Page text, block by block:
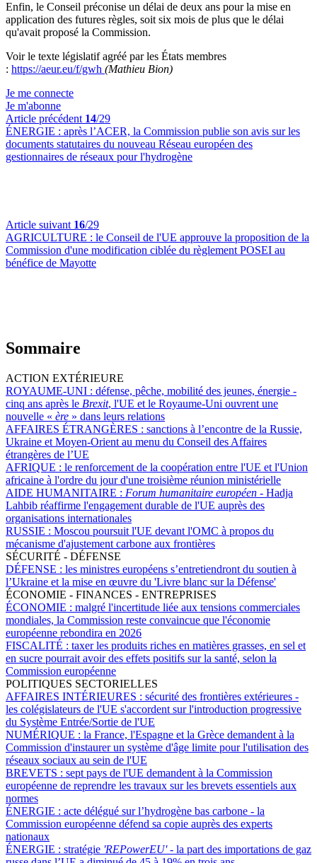
Enfin, le Conseil préconise un délai de deux ans pour la mise en
application des futures règles, soit six mois de plus que le délai
qu'avait proposé la Commission.
Voir le texte législatif agréé par les États membres
: https://aeur.eu/f/gwh (Mathieu Bion)
Je me connecte
Je m'abonne
Article précédent 14/29
ÉNERGIE : après l’ACER, la Commission publie son avis sur les
documents statutaires du nouveau Réseau européen des
gestionnaires de réseaux pour l'hydrogène
Article suivant 16/29
AGRICULTURE : le Conseil de l'UE approuve la proposition de la
Commission d'une modification ciblée du règlement POSEI au
bénéfice de Mayotte
Sommaire
ACTION EXTÉRIEURE
ROYAUME-UNI : défense, pêche, mobilité des jeunes, énergie -
cinq ans après le Brexit, l'UE et le Royaume-Uni ouvrent une
nouvelle « ère » dans leurs relations
AFFAIRES ÉTRANGÈRES : sanctions à l’encontre de la Russie,
Ukraine et Moyen-Orient au menu du Conseil des Affaires
étrangères de l’UE
AFRIQUE : le renforcement de la coopération entre l'UE et l'Union
africaine à l'ordre du jour d'une troisième réunion ministérielle
AIDE HUMANITAIRE : Forum humanitaire européen - Hadja
Lahbib réaffirme l'engagement durable de l'UE auprès des
organisations internationales
RUSSIE : Moscou poursuit l'UE devant l'OMC à propos du
mécanisme d'ajustement carbone aux frontières
SÉCURITÉ - DÉFENSE
DÉFENSE : les ministres européens s’entretiendront du soutien à
l’Ukraine et la mise en œuvre du 'Livre blanc sur la Défense'
ÉCONOMIE - FINANCES - ENTREPRISES
ÉCONOMIE : malgré l'incertitude liée aux tensions commerciales
mondiales, la Commission reste convaincue que l'économie
européenne rebondira en 2026
FISCALITÉ : taxer les produits riches en matières grasses, en sel et
en sucre pourrait avoir des effets positifs sur la santé, selon la
Commission européenne
POLITIQUES SECTORIELLES
AFFAIRES INTÉRIEURES : sécurité des frontières extérieures -
les colégislateurs de l'UE s'accordent sur l'introduction progressive
du Système Entrée/Sortie de l'UE
NUMÉRIQUE : la France, l'Espagne et la Grèce demandent à la
Commission d'instaurer un système d'âge limite pour l'utilisation des
réseaux sociaux au sein de l'UE
BREVETS : sept pays de l'UE demandent à la Commission
européenne de reprendre les travaux sur les brevets essentiels aux
normes
ÉNERGIE : acte délégué sur l’hydrogène bas carbone - la
Commission européenne défend sa copie auprès des experts
nationaux
ÉNERGIE : stratégie 'REPowerEU' - la part des importations de gaz